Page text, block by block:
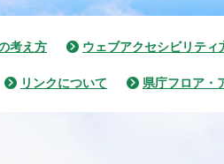
考え方 ウェブアクセシビリティ
リンクについて 県庁フロア・